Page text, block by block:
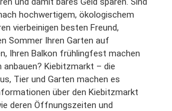
hochwertigem, ökologischem
vierbeinigen besten Freund,
Sommer Ihren Garten auf
Ihren Balkon frühlingfest machen
anbauen? Kiebitzmarkt – die
Tier und Garten machen es
über den Kiebitzmarkt
deren Öffnungszeiten und